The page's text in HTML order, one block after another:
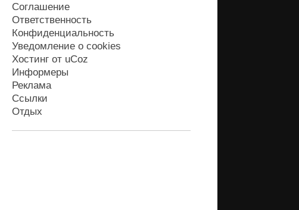
Соглашение
Ответственность
Конфиденциальность
Уведомление о cookies
Хостинг от uCoz
Информеры
Реклама
Ссылки
Отдых